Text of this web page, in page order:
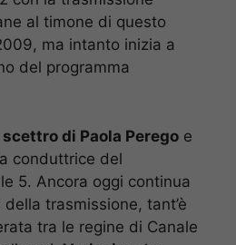
al timone di questo
ma intanto inizia a
del programma
scettro di Paola Perego e
conduttrice del
5. Ancora oggi continua
trasmissione, tant’è
tra le regine di Canale